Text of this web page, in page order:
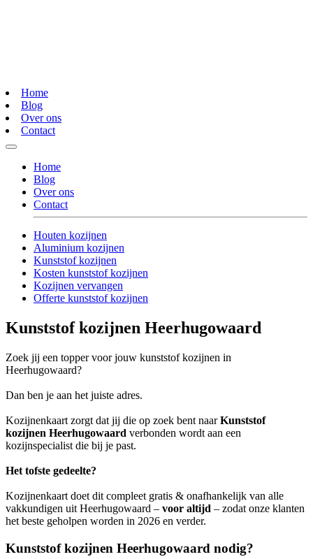
Home
Blog
Over ons
Contact
Home
Blog
Over ons
Contact
Houten kozijnen
Aluminium kozijnen
Kunststof kozijnen
Kosten kunststof kozijnen
Kozijnen vervangen
Offerte kunststof kozijnen
Kunststof kozijnen Heerhugowaard
Zoek jij een topper voor jouw kunststof kozijnen in
Heerhugowaard?
Dan ben je aan het juiste adres.
Kozijnenkaart zorgt dat jij die op zoek bent naarKunststof
kozijnen Heerhugowaard verbonden wordt aan een
kozijnspecialist die bij je past.
Het tofste gedeelte?
Kozijnenkaart doet dit compleet gratis & onafhankelijk van alle
vakkundigen uit Heerhugowaard – voor altijd – zodat onze klanten
het beste geholpen worden in 2026 en verder.
Kunststof kozijnen Heerhugowaard nodig?